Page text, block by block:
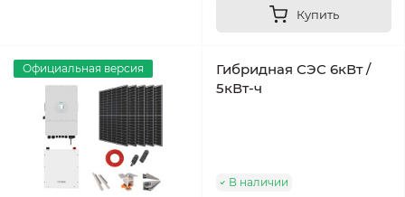
Купить
Официальная версия
Гибридная СЭС 6кВт /
5кВт-ч
В наличии